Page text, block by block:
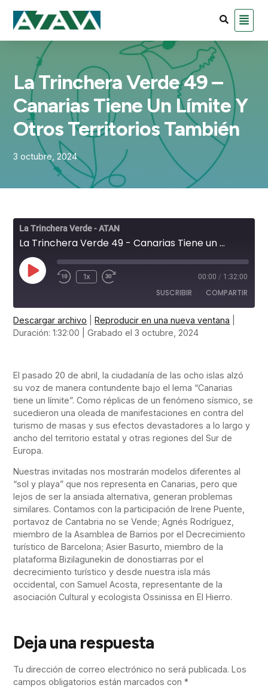
La Trinchera Verde 49 –
Canarias Tiene Un Límite Y
Otros Territorios También
3 octubre, 2024
La Trinchera Verde - ATAN
La Trinchera Verde 49 - Canarias Tiene un Límite y otros territorios también
1x 00:00 / 1:32:00
SUSCRIBIR COMPARTIR
COMPARTIR
INCRUSTAR
Descargar archivo |Reproducir en una nueva ventana
Duración: 1:32:00 |Grabado el 3 octubre, 2024
El pasado 20 de abril, la ciudadanía de las ocho islas alzó
su voz de manera contundente bajo el lema “Canarias
tiene un límite”. Como réplicas de un fenómeno sísmico, se
sucedieron una oleada de manifestaciones en contra del
turismo de masas y sus efectos devastadores a lo largo y
ancho del territorio estatal y otras regiones del Sur de
Europa.
Nuestras invitadas nos mostrarán modelos diferentes al
“sol y playa” que nos representa en Canarias, pero que
lejos de ser la ansiada alternativa, generan problemas
similares. Contamos con la participación de Irene Puente,
portavoz de Cantabria no se Vende; Agnés Rodríguez,
miembro de la Asamblea de Barrios por el Decrecimiento
turístico de Barcelona; Asier Basurto, miembro de la
plataforma Bizilagunekin de donostiarras por el
decrecimiento turístico y desde nuestra isla más
occidental, con Samuel Acosta, representante de la
asociación Cultural y ecologista Ossinissa en El Hierro.
Deja una respuesta
Tu dirección de correo electrónico no será publicada. Los
campos obligatorios están marcados con*